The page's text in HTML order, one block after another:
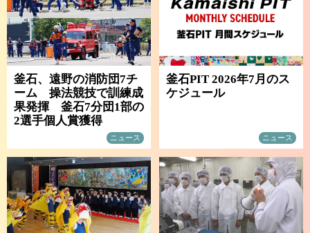
釜石、遠野の消防団7チ
ーム 操法競技で訓練成
果発揮 釜石7分団1部の
2選手個人賞獲得
ニュース
釜石PIT 2026年7月のス
ケジュール
ニュース